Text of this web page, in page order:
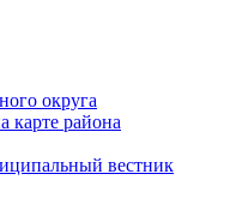
округа
карте района
вестник